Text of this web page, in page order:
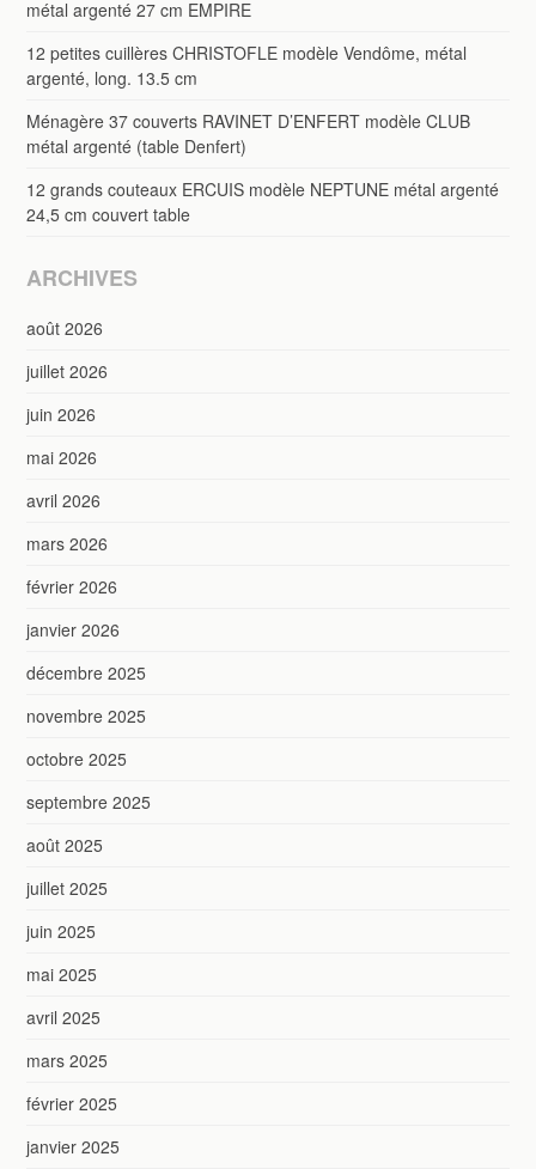
métal argenté 27 cm EMPIRE
12 petites cuillères CHRISTOFLE modèle Vendôme, métal
argenté, long. 13.5 cm
Ménagère 37 couverts RAVINET D’ENFERT modèle CLUB
métal argenté (table Denfert)
12 grands couteaux ERCUIS modèle NEPTUNE métal argenté
24,5 cm couvert table
ARCHIVES
août 2026
juillet 2026
juin 2026
mai 2026
avril 2026
mars 2026
février 2026
janvier 2026
décembre 2025
novembre 2025
octobre 2025
septembre 2025
août 2025
juillet 2025
juin 2025
mai 2025
avril 2025
mars 2025
février 2025
janvier 2025